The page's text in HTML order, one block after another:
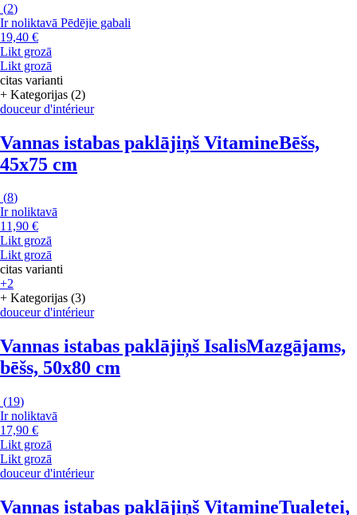
(2)
Ir noliktavā Pēdējie gabali
19,40 €
Likt grozā
Likt grozā
citas varianti
+ Kategorijas (2)
douceur d'intérieur
Vannas istabas paklājiņš VitamineBēšs,
45x75 cm
(8)
Ir noliktavā
11,90 €
Likt grozā
Likt grozā
citas varianti
+2
+ Kategorijas (3)
douceur d'intérieur
Vannas istabas paklājiņš IsalisMazgājams,
bēšs, 50x80 cm
(19)
Ir noliktavā
17,90 €
Likt grozā
Likt grozā
douceur d'intérieur
Vannas istabas paklājiņš VitamineTualetei,